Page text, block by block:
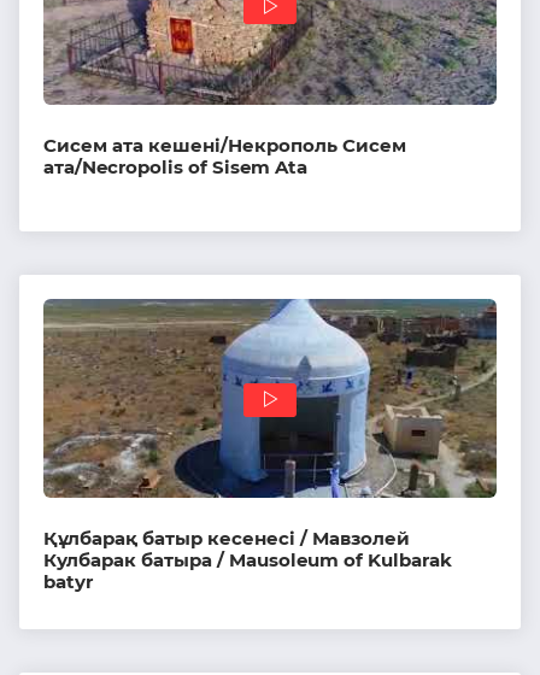
Сисем ата кешені/Некрополь Сисем
ата/Necropolis of Sisem Ata
Құлбарақ батыр кесенесі / Мавзолей
Кулбарак батыра / Mausoleum of Kulbarak
batyr